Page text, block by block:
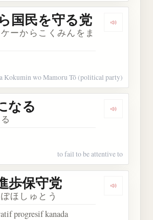
国民を守る党
ーからこくみんをま
Kokumin wo Mamoru Tō (political party)
Dengarkan
なる
to fail to be attentive to
Dengarkan
歩保守党
ほしゅとう
progresif kanada